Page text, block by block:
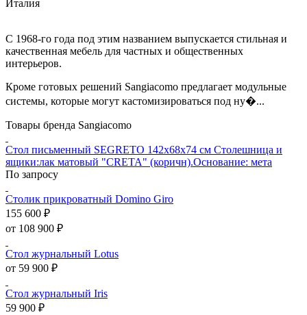
Италия
С 1968-го года под этим названием выпускается стильная и
качественная мебель для частных и общественных
интерьеров.
Кроме готовых решений Sangiacomo предлагает модульные
системы, которые могут кастомизироваться под ну�...
Товары бренда Sangiacomo
Стол письменный SEGRETO 142х68х74 см Cтолешница и
ящики:лак матовый "CRETA" (коричн).Основание: мета
По запросу
Столик прикроватный Domino Giro
155 600 ₽
от 108 900 ₽
Стол журнальный Lotus
от 59 900 ₽
Стол журнальный Iris
59 900 ₽